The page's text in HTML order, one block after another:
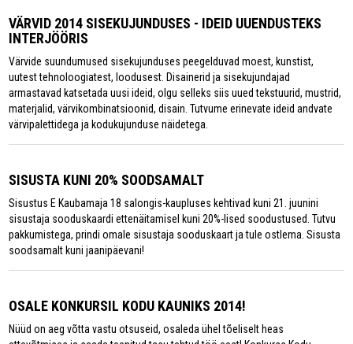
VÄRVID 2014 SISEKUJUNDUSES - IDEID UUENDUSTEKS
INTERJÖÖRIS
Värvide suundumused sisekujunduses peegelduvad moest, kunstist,
uutest tehnoloogiatest, loodusest. Disainerid ja sisekujundajad
armastavad katsetada uusi ideid, olgu selleks siis uued tekstuurid, mustrid,
materjalid, värvikombinatsioonid, disain. Tutvume erinevate ideid andvate
värvipalettidega ja kodukujunduse näidetega.
SISUSTA KUNI 20% SOODSAMALT
Sisustus E Kaubamaja 18 salongis-kaupluses kehtivad kuni 21. juunini
sisustaja sooduskaardi ettenäitamisel kuni 20%-lised soodustused. Tutvu
pakkumistega, prindi omale sisustaja sooduskaart ja tule ostlema. Sisusta
soodsamalt kuni jaanipäevani!
OSALE KONKURSIL KODU KAUNIKS 2014!
Nüüd on aeg võtta vastu otsuseid, osaleda ühel tõeliselt heas